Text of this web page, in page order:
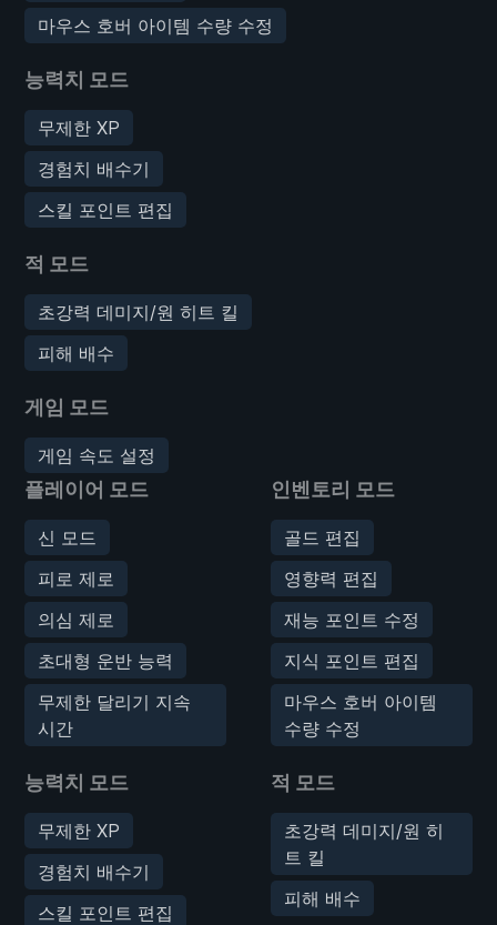
마우스 호버 아이템 수량 수정
능력치 모드
무제한 XP
경험치 배수기
스킬 포인트 편집
적 모드
초강력 데미지/원 히트 킬
피해 배수
게임 모드
게임 속도 설정
플레이어 모드
신 모드
피로 제로
의심 제로
초대형 운반 능력
무제한 달리기 지속
시간
능력치 모드
무제한 XP
경험치 배수기
스킬 포인트 편집
인벤토리 모드
골드 편집
영향력 편집
재능 포인트 수정
지식 포인트 편집
마우스 호버 아이템
수량 수정
적 모드
초강력 데미지/원 히
트 킬
피해 배수